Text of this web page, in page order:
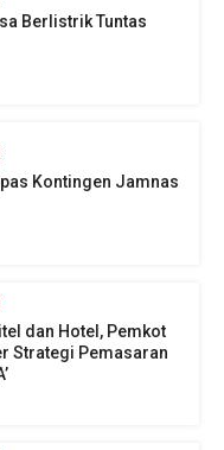
Berlistrik Tuntas
Kontingen Jamnas
dan Hotel, Pemkot
Strategi Pemasaran